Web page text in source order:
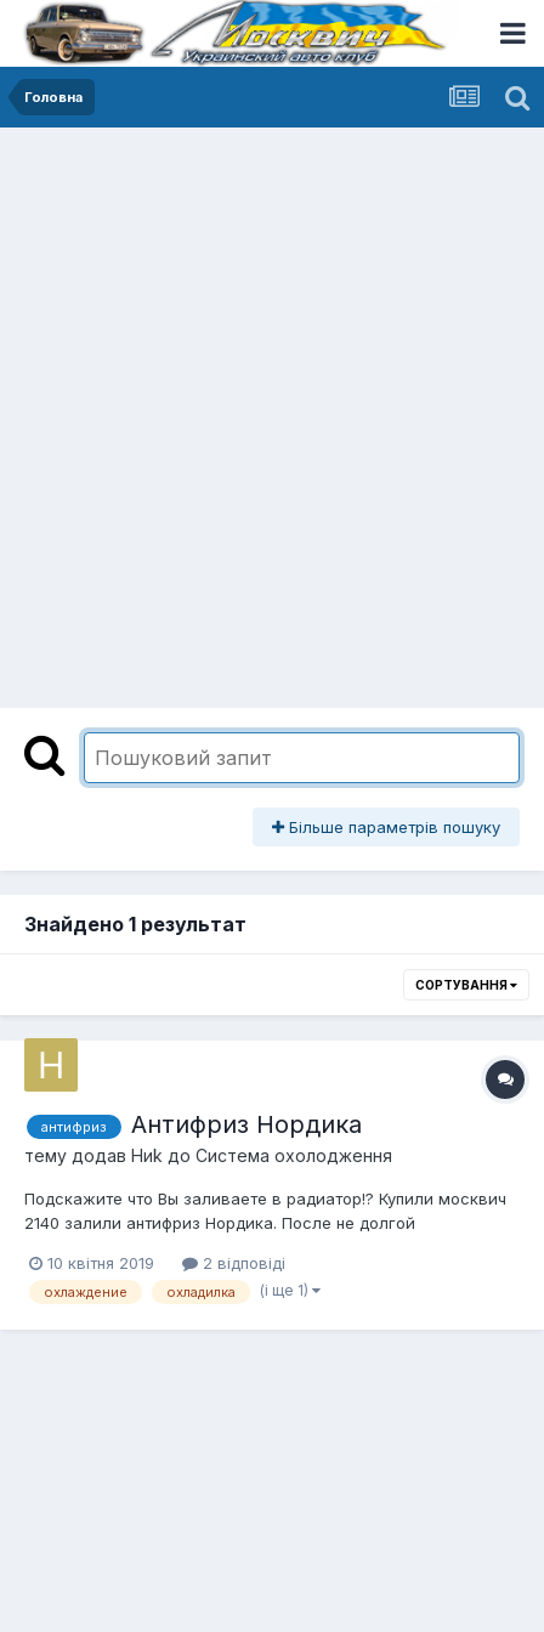
Головна
Більше параметрів пошуку
Знайдено 1 результат
СОРТУВАННЯ
антифриз Антифриз Нордика
тему додав Ниk до Система охолодження
Подскажите что Вы заливаете в радиатор!? Купили москвич
2140 залили антифриз Нордика. После не долгой
Кто заливал охладилку Нордика как она Вам? И что
посоветуете?! Заранее благодарю за подсказку и отзывы.
10 квітня 2019 2 відповіді
охлаждение охладилка (і ще 1)